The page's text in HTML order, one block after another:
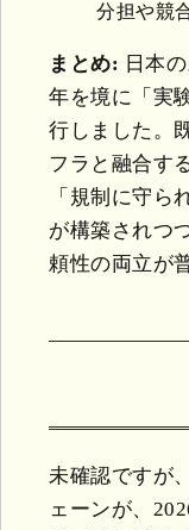
分担や競
まとめ: 日本
年を境に「実
行しました。
フラと融合す
「規制に守ら
が構築されつ
頼性の両立が
未確認ですが
ェーンが、